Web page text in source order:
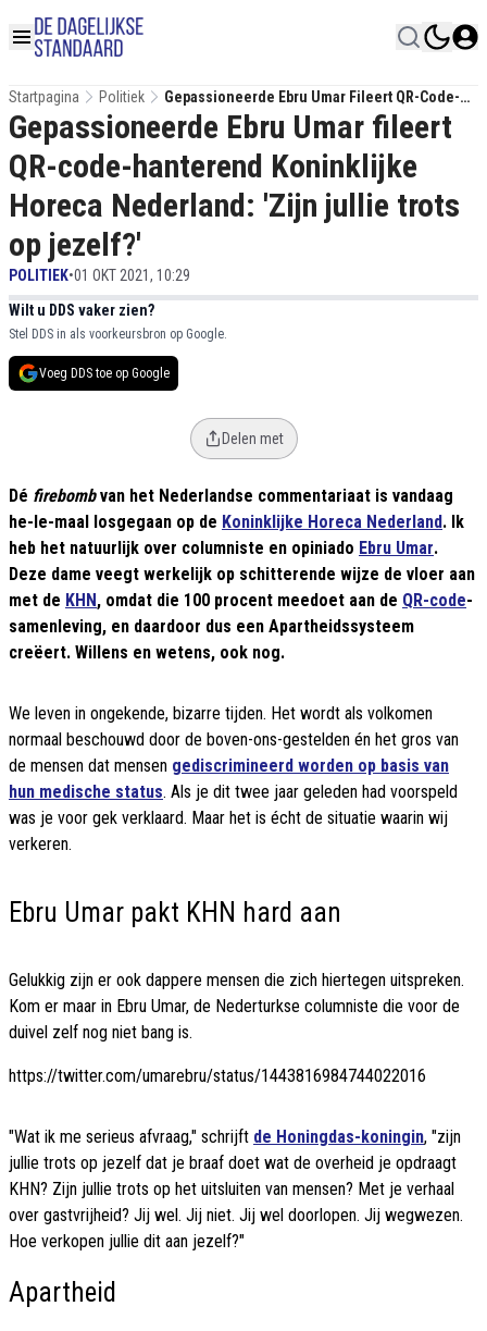
Startpagina Politiek
Gepassioneerde Ebru Umar Fileert QR-Code-
Hanterend Koninklijke Horeca Nederland: 'Zijn
Jullie Trots Op Jezelf?'
Gepassioneerde Ebru Umar fileert
QR-code-hanterend Koninklijke
Horeca Nederland: 'Zijn jullie trots
op jezelf?'
POLITIEK•01 OKT 2021, 10:29
Wilt u DDS vaker zien?
Stel DDS in als voorkeursbron op Google.
Voeg DDS toe op Google
Delen met
Dé firebombvan het Nederlandse commentariaat is vandaag
he-le-maal losgegaan op de Koninklijke Horeca Nederland. Ik
heb het natuurlijk over columniste en opiniado Ebru Umar.
Deze dame veegt werkelijk op schitterende wijze de vloer aan
met de KHN , omdat die 100 procent meedoet aan de QR-code-
samenleving, en daardoor dus een Apartheidssysteem
creëert. Willens en wetens, ook nog.
We leven in ongekende, bizarre tijden. Het wordt als volkomen
normaal beschouwd door de boven-ons-gestelden én het gros van
de mensen dat mensen gediscrimineerd worden op basis van
hun medische status. Als je dit twee jaar geleden had voorspeld
was je voor gek verklaard. Maar het is écht de situatie waarin wij
verkeren.
Ebru Umar pakt KHN hard aan
Gelukkig zijn er ook dappere mensen die zich hiertegen uitspreken.
Kom er maar in Ebru Umar, de Nederturkse columniste die voor de
duivel zelf nog niet bang is.
https://twitter.com/umarebru/status/1443816984744022016
"Wat ik me serieus afvraag," schrijft de Honingdas-koningin, "zijn
jullie trots op jezelf dat je braaf doet wat de overheid je opdraagt
KHN? Zijn jullie trots op het uitsluiten van mensen? Met je verhaal
over gastvrijheid? Jij wel. Jij niet. Jij wel doorlopen. Jij wegwezen.
Hoe verkopen jullie dit aan jezelf?"
Apartheid